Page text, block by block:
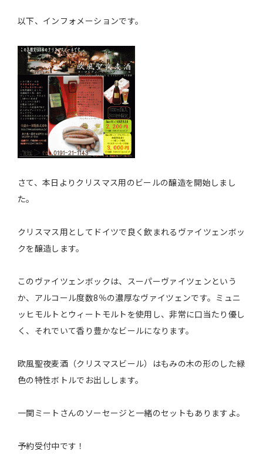
以下、インフォメーションです。
さて、本日よりクリスマス用のビールの醸造を開始しまし
た。
クリスマス用としてドイツで良く飲まれるヴァイツェンボッ
クを醸造します。
このヴァイツェンボックは、スーパーヴァイツェンという
か、アルコール度数8％の濃厚なヴァイツェンです。ミュニ
ッヒモルトとウィートモルトを使用し、非常に口当たり優し
く、それでいて香り豊かなビールになります。
欧風聖夜麦酒（クリスマスビール）はもみの木の形のした緑
色の特性ボトルでお出しします。
一関ミートさんのソーセージと一緒のセットもありますよ。
予約受付中です！